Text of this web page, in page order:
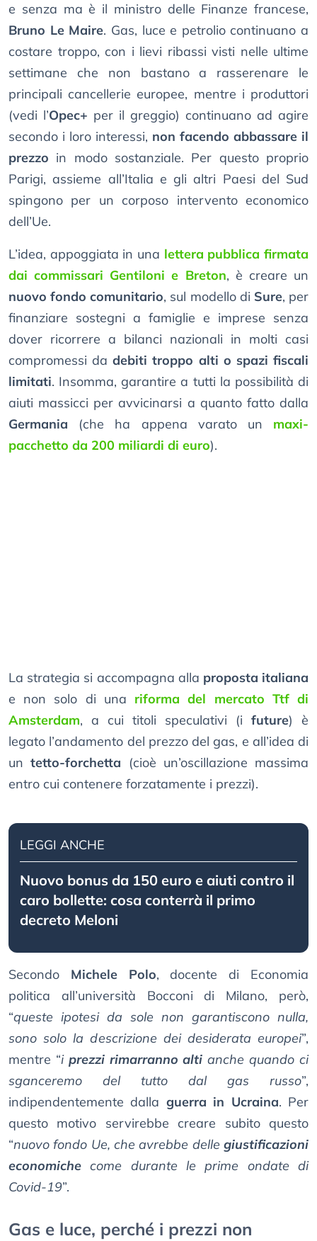
e senza ma è il ministro delle Finanze francese,
Bruno Le Maire. Gas, luce e petrolio continuano a
costare troppo, con i lievi ribassi visti nelle ultime
settimane che non bastano a rasserenare le
principali cancellerie europee, mentre i produttori
(vedi l’Opec+ per il greggio) continuano ad agire
secondo i loro interessi, non facendo abbassare il
prezzo in modo sostanziale. Per questo proprio
Parigi, assieme all’Italia e gli altri Paesi del Sud
spingono per un corposo intervento economico
dell’Ue.
L’idea, appoggiata in una lettera pubblica firmata
dai commissari Gentiloni e Breton, è creare un
nuovo fondo comunitario, sul modello di Sure, per
finanziare sostegni a famiglie e imprese senza
dover ricorrere a bilanci nazionali in molti casi
compromessi dadebiti troppo alti o spazi fiscali
limitati. Insomma, garantire a tutti la possibilità di
aiuti massicci per avvicinarsi a quanto fatto dalla
Germania (che ha appena varato un maxi-
pacchetto da 200 miliardi di euro).
La strategia si accompagna alla proposta italiana
e non solo di una riforma del mercato Ttf di
Amsterdam, a cui titoli speculativi (i future) è
legato l’andamento del prezzo del gas, e all’idea di
untetto-forchetta (cioè un’oscillazione massima
entro cui contenere forzatamente i prezzi).
LEGGI ANCHE
Nuovo bonus da 150 euro e aiuti contro il
caro bollette: cosa conterrà il primo
decreto Meloni
Secondo Michele Polo, docente di Economia
politica all’università Bocconi di Milano, però,
“queste ipotesi da sole non garantiscono nulla,
sono solo la descrizione dei desiderata europei”,
mentre “i prezzi rimarranno alti anche quando ci
sganceremo del tutto dal gas russo”,
indipendentemente dalla guerra in Ucraina. Per
questo motivo servirebbe creare subito questo
“nuovo fondo Ue, che avrebbe delle giustificazioni
economiche come durante le prime ondate di
Covid-19”.
Gas e luce, perché i prezzi non